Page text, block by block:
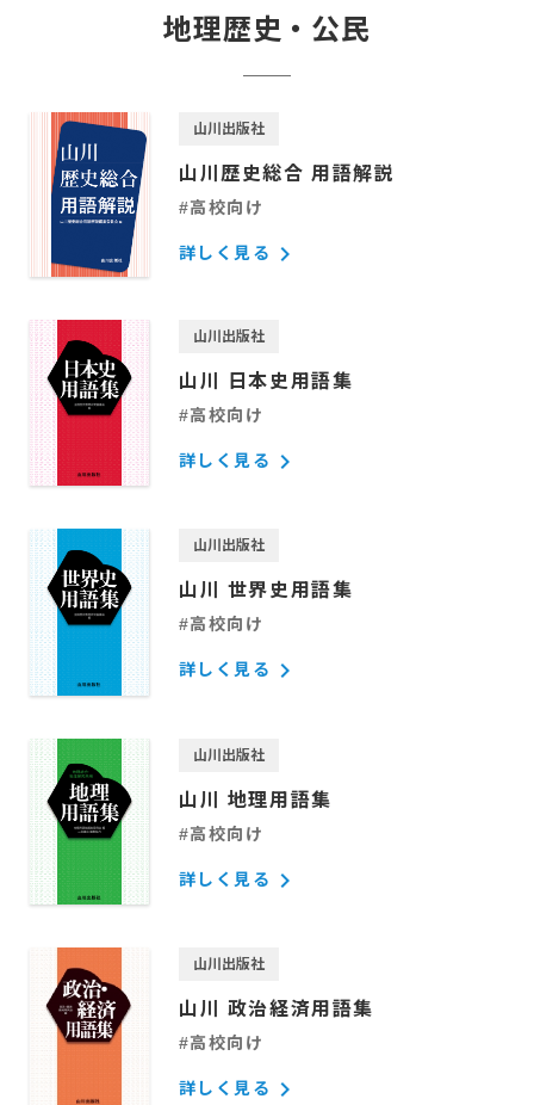
地理歴史・公民
山川出版社
山川歴史総合 用語解説
#高校向け
詳しく見る keyboard_arrow_right
山川出版社
山川 日本史用語集
#高校向け
詳しく見る keyboard_arrow_right
山川出版社
山川 世界史用語集
#高校向け
詳しく見る keyboard_arrow_right
山川出版社
山川 地理用語集
#高校向け
詳しく見る keyboard_arrow_right
山川出版社
山川 政治経済用語集
#高校向け
詳しく見る keyboard_arrow_right